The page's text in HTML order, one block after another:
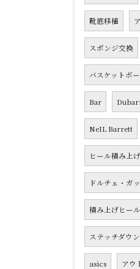
靴底移植
スポンジ交換
バスケットボ
Bar
NeIL Barrett
ヒール積み上げ
ドルチェ・ガ
積み上げヒール
ステッチダウン
asics アウ